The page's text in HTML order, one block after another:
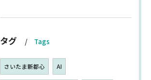
タグ Tags
さいたま新都心 AI